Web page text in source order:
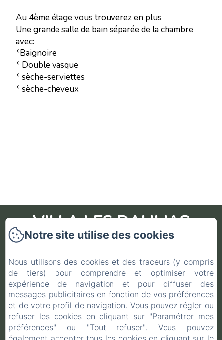
Au 4ème étage vous trouverez en plus
Une grande salle de bain séparée de la chambre
avec:
*Baignoire
* Double vasque
* sèche-serviettes
* sèche-cheveux
VILLA LES DAHLIAS
Accueil
Galerie
Hébergement
Conditions Générales de Vente
Contact
Infos Covid-19
Notre site utilise des cookies
Nous utilisons des cookies et des traceurs (y compris
de tiers) pour comprendre et optimiser votre
expérience de navigation et pour diffuser des
messages publicitaires en fonction de vos préférences
et de votre profil de navigation. Vous pouvez régler ou
refuser les cookies en cliquant sur "Paramétrer mes
préférences" ou "Tout refuser". Vous pouvez
également accepter tous les cookies en cliquant sur le